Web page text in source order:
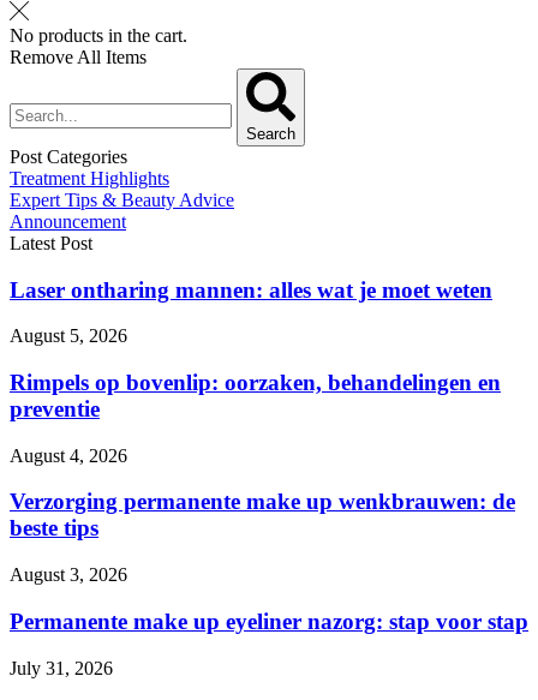
No products in the cart.
Remove All Items
Search
Post Categories
Treatment Highlights
Expert Tips & Beauty Advice
Announcement
Latest Post
Laser ontharing mannen: alles wat je moet weten
August 5, 2026
Rimpels op bovenlip: oorzaken, behandelingen en
preventie
August 4, 2026
Verzorging permanente make up wenkbrauwen: de
beste tips
August 3, 2026
Permanente make up eyeliner nazorg: stap voor stap
July 31, 2026